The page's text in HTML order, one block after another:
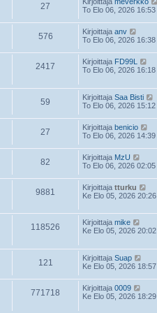
27
To Elo 06, 2026 16:53
576 Kirjoittaja anv
To Elo 06, 2026 16:38
2417 Kirjoittaja FD99L
To Elo 06, 2026 16:18
59 Kirjoittaja Saa Bisti
To Elo 06, 2026 15:12
27 Kirjoittaja benicio
To Elo 06, 2026 14:39
82 Kirjoittaja MzU
To Elo 06, 2026 02:05
9881 Kirjoittaja tturku
Ke Elo 05, 2026 20:26
118526 Kirjoittaja mike
Ke Elo 05, 2026 20:02
121 Kirjoittaja Suap
Ke Elo 05, 2026 18:57
771718 Kirjoittaja 0009
Ke Elo 05, 2026 18:29